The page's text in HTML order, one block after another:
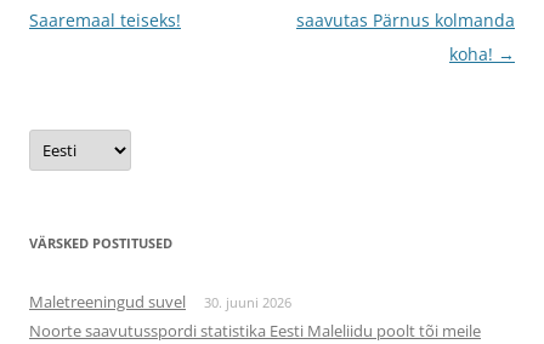
töölaud
Saaremaal teiseks!
saavutas Pärnus kolmanda
koha! →
Vali
keel
VÄRSKED POSTITUSED
Maletreeningud suvel 30. juuni 2026
Noorte saavutusspordi statistika Eesti Maleliidu poolt tõi meile